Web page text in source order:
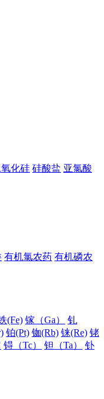
氧化硅 硅酸盐 亚氯酸
有机氯农药 有机磷农
(Fe) 镓（Ga）
钆
铂(Pt) 铷(Rb) 铼(Re) 铑
锝（Tc） 钽（Ta）
钋